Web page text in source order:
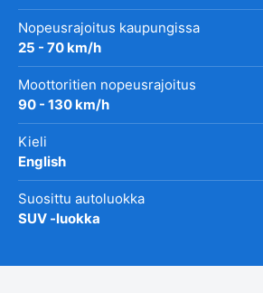
Nopeusrajoitus kaupungissa
25 - 70 km/h
Moottoritien nopeusrajoitus
90 - 130 km/h
Kieli
English
Suosittu autoluokka
SUV -luokka